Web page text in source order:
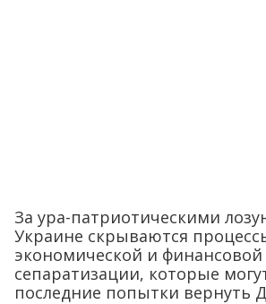
За ура-патриотическими
Украине скрываются
экономической и финансовой
сепаратизации, которые
последние попытки вернуть